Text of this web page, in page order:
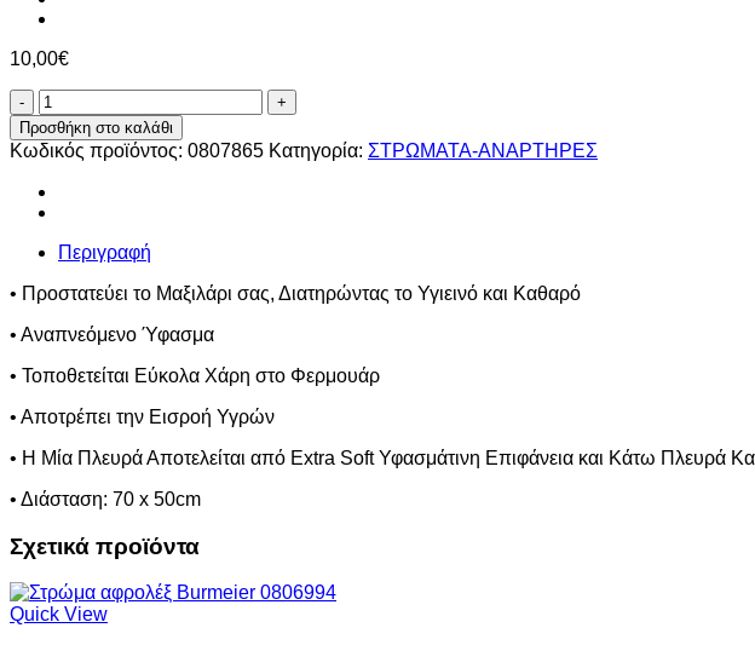
10,00€
Κάλυμμα
Αδιάβροχο
Μαξιλαριού
ποσότητα
Προσθήκη στο καλάθι
Κωδικός προϊόντος: 0807865 Κατηγορία: ΣΤΡΩΜΑΤΑ-ΑΝΑΡΤΗΡΕΣ
Περιγραφή
• Προστατεύει το Μαξιλάρι σας, Διατηρώντας το Υγιεινό και Καθαρό
• Αναπνεόμενο Ύφασμα
• Τοποθετείται Εύκολα Χάρη στο Φερμουάρ
• Αποτρέπει την Εισροή Υγρών
• Η Μία Πλευρά Αποτελείται από Εxtra Soft Υφασμάτινη Eπιφάνεια και Kάτω Πλευρά
• Διάσταση: 70 x 50cm
Σχετικά προϊόντα
Quick View